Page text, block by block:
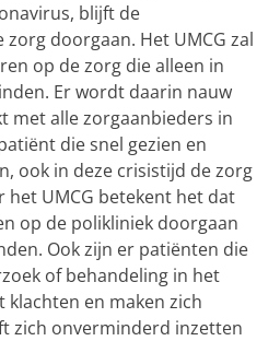
blijft de
doorgaan. Het UMCG zal
op de zorg die alleen in
Er wordt daarin nauw
met alle zorgaanbieders in
die snel gezien en
ook in deze crisistijd de zorg
het UMCG betekent het dat
op de polikliniek doorgaan
Ook zijn er patiënten die
of behandeling in het
klachten en maken zich
zich onverminderd inzetten